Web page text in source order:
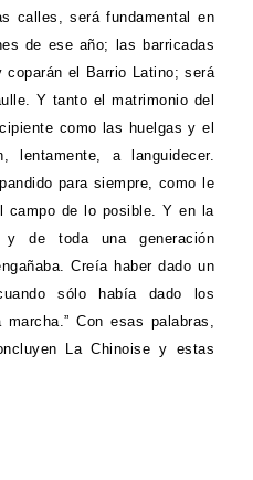
calles, será fundamental en
de ese año; las barricadas
coparán el Barrio Latino; será
Y tanto el matrimonio del
como las huelgas y el
lentamente, a languidecer.
para siempre, como le
campo de lo posible. Y en la
y de toda una generación
Creía haber dado un
sólo había dado los
Con esas palabras,
La Chinoise y estas